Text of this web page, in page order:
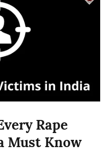
Rape
Must Know